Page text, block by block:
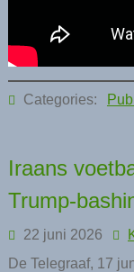
Categories:
Iraans
Trump-
22 juni 2026
De Telegraaf, 17